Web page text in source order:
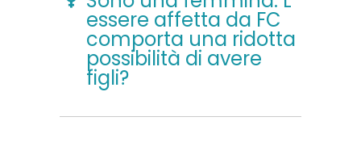
essere affetta da FC
comporta una ridotta
possibilità di avere
figli?